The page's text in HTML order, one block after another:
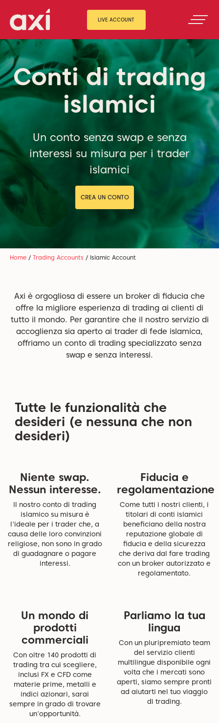
LIVE ACCOUNT
Conti di trading
islamici
Un conto senza swap e senza
interessi su misura per i trader
islamici
CREA UN CONTO
Home / Trading Accounts / Islamic Account
Axi è orgogliosa di essere un broker di fiducia che
offre la migliore esperienza di trading ai clienti di
tutto il mondo. Per garantire che il nostro servizio di
accoglienza sia aperto ai trader di fede islamica,
offriamo un conto di trading specializzato senza
swap e senza interessi.
Tutte le funzionalità che
desideri (e nessuna che non
desideri)
Niente swap.
Nessun interesse.
Il nostro conto di trading
islamico su misura è
l'ideale per i trader che, a
causa delle loro convinzioni
religiose, non sono in grado
di guadagnare o pagare
interessi.
Fiducia e
regolamentazione
Come tutti i nostri clienti, i
titolari di conti islamici
beneficiano della nostra
reputazione globale di
fiducia e della sicurezza
che deriva dal fare trading
con un broker autorizzato e
regolamentato.
Un mondo di
prodotti
commerciali
Con oltre 140 prodotti di
trading tra cui scegliere,
inclusi FX e CFD come
materie prime, metalli e
indici azionari, sarai
sempre in grado di trovare
un'opportunità.
Parliamo la tua
lingua
Con un pluripremiato team
del servizio clienti
multilingue disponibile ogni
volta che i mercati sono
aperti, siamo sempre pronti
ad aiutarti nel tuo viaggio
di trading.